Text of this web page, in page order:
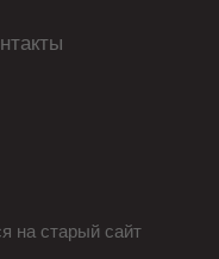
на старый сайт